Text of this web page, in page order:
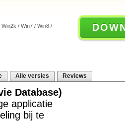
/ Win7 / Win8 /
Alle versies Reviews
Database)
applicatie
bij te